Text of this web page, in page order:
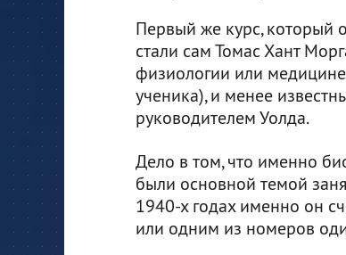
Первый же курс, который
стали сам Томас Хант
физиологии или
ученика), и менее
руководителем Уолда.
Дело в том, что именно
были основной темой
1940-х годах именно он
или одним из номеров